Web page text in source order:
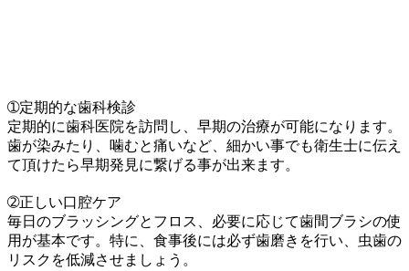
➀定期的な歯科検診
定期的に歯科医院を訪問し、早期の治療が可能になります。
歯が染みたり、噛むと痛いなど、細かい事でも衛生士に伝え
て頂けたら早期発見に繋げる事が出来ます。
➁正しい口腔ケア
毎日のブラッシングとフロス、必要に応じて歯間ブラシの使
用が基本です。特に、食事後には必ず歯磨きを行い、虫歯の
リスクを低減させましょう。